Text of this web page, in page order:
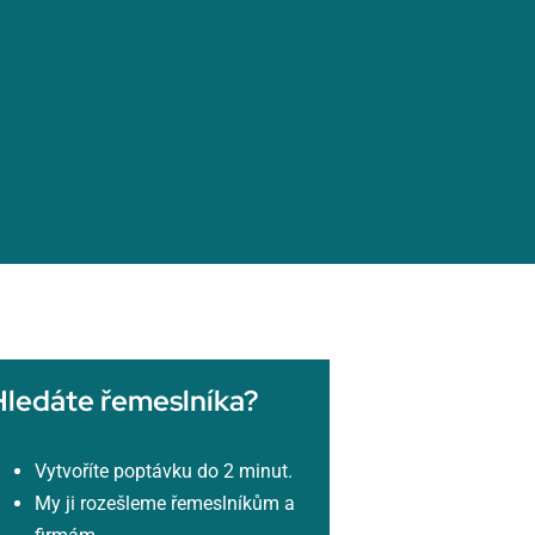
řemeslníka?
Vytvoříte poptávku do 2 minut.
My ji rozešleme řemeslníkům a